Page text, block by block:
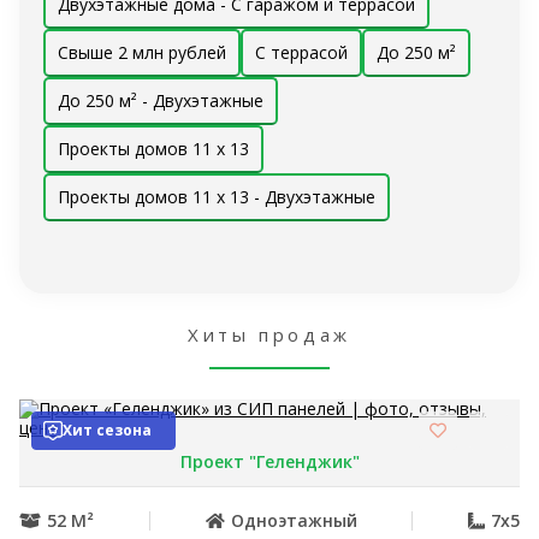
Свыше 2 млн рублей С террасой До 250 м²
До 250 м² - Двухэтажные
Проекты домов 11 x 13
Проекты домов 11 x 13 - Двухэтажные
Хиты продаж
Хит сезона
Проект "Геленджик"
52 М² Одноэтажный 7x5